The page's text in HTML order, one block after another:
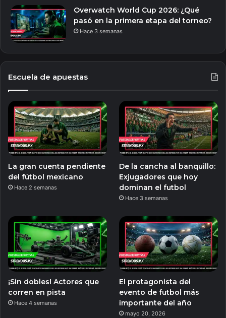
Overwatch World Cup 2026: ¿Qué
pasó en la primera etapa del torneo?
Hace 3 semanas
Escuela de apuestas
La gran cuenta pendiente
del fútbol mexicano
Hace 2 semanas
De la cancha al banquillo:
Exjugadores que hoy
dominan el futbol
Hace 3 semanas
¡Sin dobles! Actores que
corren en pista
Hace 4 semanas
El protagonista del
evento de futbol más
importante del año
mayo 20, 2026